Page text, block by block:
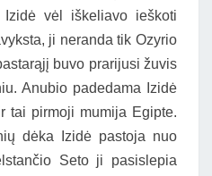
vėl iškeliavo ieškoti
ji neranda tik Ozyrio
buvo prarijusi žuvis
Anubio padedama Izidė
tai pirmoji mumija Egipte.
dėka Izidė pastoja nuo
Seto ji pasislepia